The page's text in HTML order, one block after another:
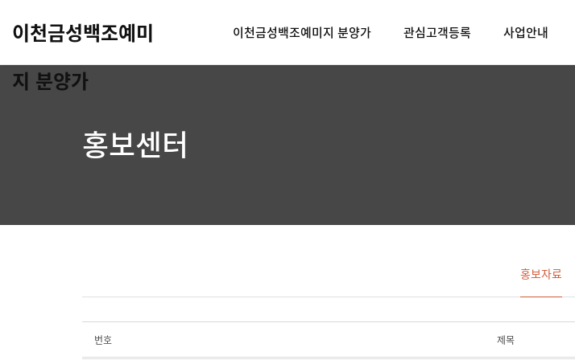
이천금성백조예미
지 분양가
이천금성백조예미지 분양가 관심고객등록 사업안내
홍보센터
홍보자료
번호 제목